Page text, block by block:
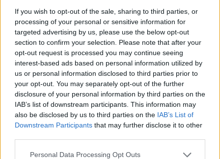
If you wish to opt-out of the sale, sharing to third parties, or
processing of your personal or sensitive information for
targeted advertising by us, please use the below opt-out
section to confirm your selection. Please note that after your
opt-out request is processed you may continue seeing
interest-based ads based on personal information utilized by
us or personal information disclosed to third parties prior to
your opt-out. You may separately opt-out of the further
disclosure of your personal information by third parties on the
IAB’s list of downstream participants. This information may
also be disclosed by us to third parties on the IAB’s List of
Downstream Participants that may further disclose it to other
Please note that this website/app uses one or more Google
Personal Data Processing Opt Outs
A következő epizód célja az olvasó lerészegítése
olyan borbárokon keresztül, mint a Bortársaság, a
Borbíróság, a Klassz Bistro, vagy a Bock Bisztro.
Ezután a magyar divat világát tárja fel az olvasó
előtt, például a Je Suis Belle-t, a Use Unused-t, vagy
Fazekas Valéria műveit.
Aztán hotelt is ajánl a lap, egyebek közt a világ egyik
legjobbját, a Greshamet, vagy az ár-érték-arányban